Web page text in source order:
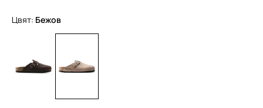
Цвят: бежов